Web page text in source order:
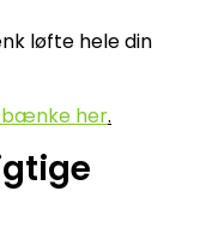
løfte hele din
her.